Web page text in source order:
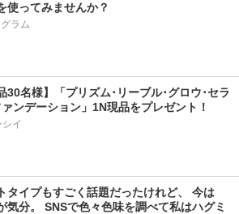
使ってみませんか？
ラム
30名様】「プリズム･リーブル･グロウ･セラ
イ
タイプもすごく話題だったけれど、 今は
気分。 SNSで色々色味を調べて私はハグミ